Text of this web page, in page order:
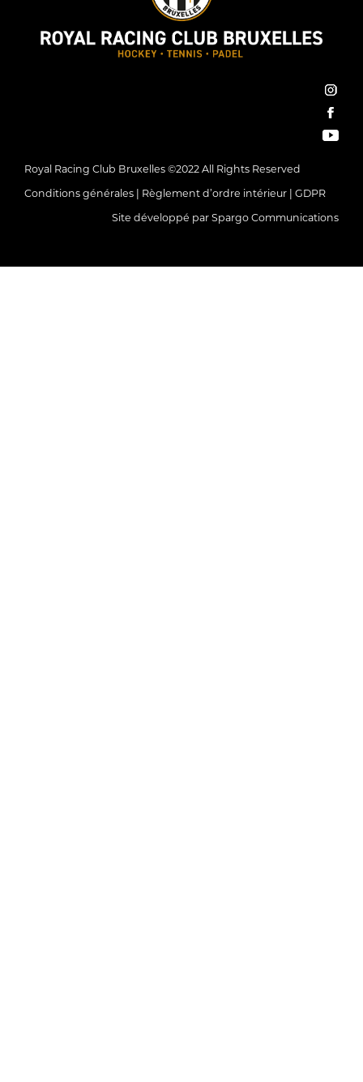
Royal Racing Club Bruxelles ©2022 All Rights Reserved
Conditions générales
Règlement d’ordre intérieur |GDPR
Site développé par Spargo Communications